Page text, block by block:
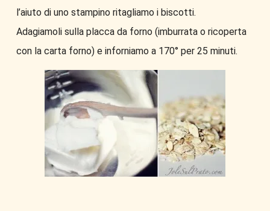
l’aiuto di uno stampino ritagliamo i biscotti.
Adagiamoli sulla placca da forno (imburrata o ricoperta
con la carta forno) e inforniamo a 170° per 25 minuti.